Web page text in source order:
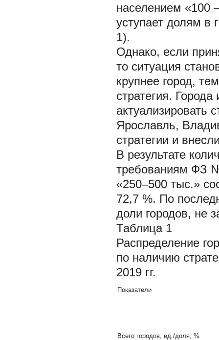
населением «100
уступает долям в
1).
Однако, если
то ситуация
крупнее город,
стратегия.
актуализировать
Ярославль,
стратегии и
В результате
требованиям ФЗ №
«250–500 тыс.»
72,7 %. По
доли городов, не
Таблица 1
Распределение
по наличию
2019 гг.
Показатели
Всего городов, ед./доля, %